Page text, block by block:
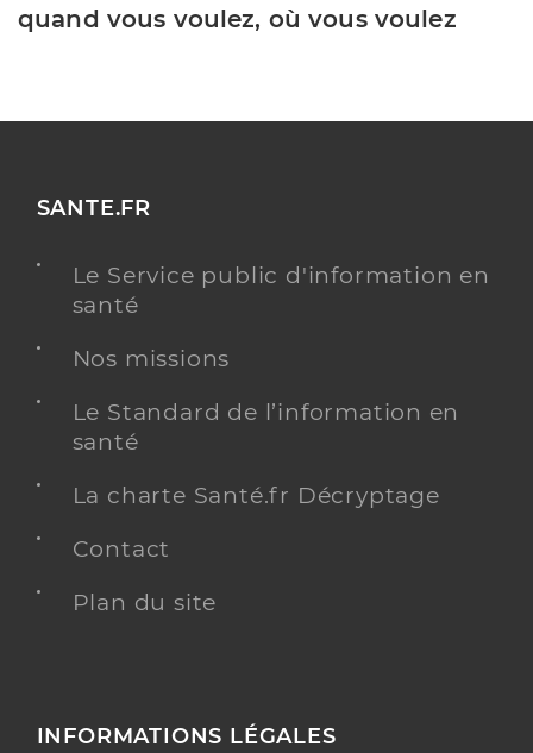
quand vous voulez, où vous voulez
SANTE.FR
Le Service public d'information en
santé
Nos missions
Le Standard de l’information en
santé
La charte Santé.fr Décryptage
Contact
Plan du site
INFORMATIONS LÉGALES